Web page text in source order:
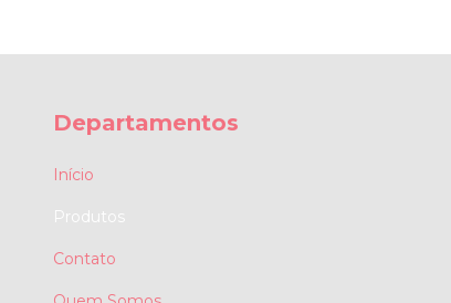
Departamentos
Início
Produtos
Contato